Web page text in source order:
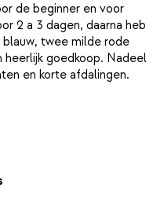
de beginner en voor
2 a 3 dagen, daarna heb
twee milde rode
heerlijk goedkoop. Nadeel